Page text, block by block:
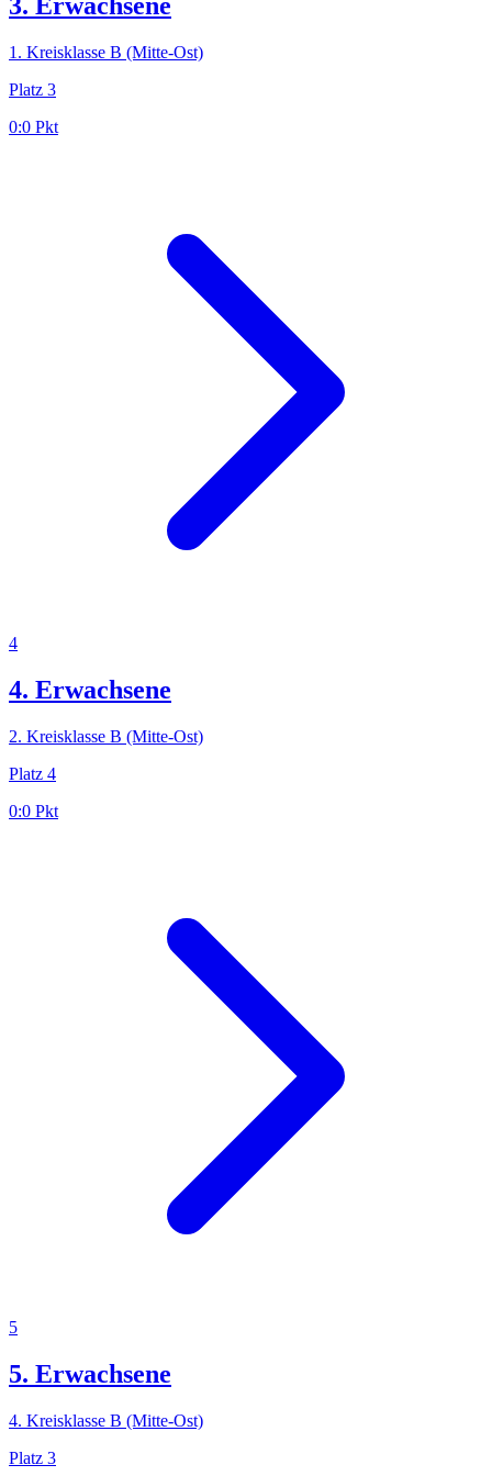
3. Erwachsene
1. Kreisklasse B (Mitte-Ost)
Platz 3
0:0 Pkt
4
4. Erwachsene
2. Kreisklasse B (Mitte-Ost)
Platz 4
0:0 Pkt
5
5. Erwachsene
4. Kreisklasse B (Mitte-Ost)
Platz 3